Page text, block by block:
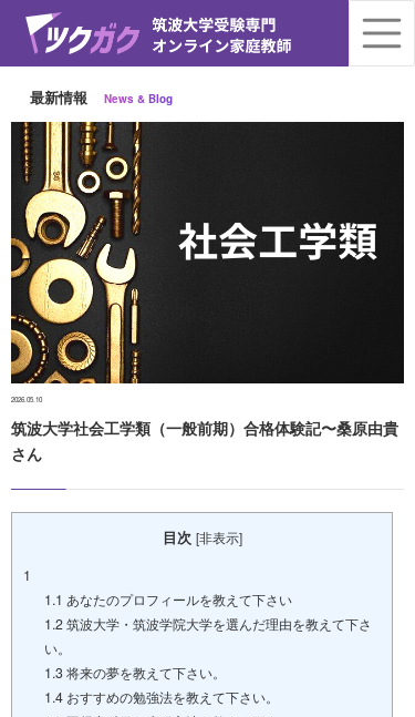
最新情報 News & Blog
2026.05.10
筑波大学社会工学類（一般前期）合格体験記〜桑原由貴
さん
目次 [非表示]
1
1.1 あなたのプロフィールを教えて下さい
1.2筑波大学・筑波学院大学を選んだ理由を教えて下さ
い。
1.3将来の夢を教えて下さい。
1.4おすすめの勉強法を教えて下さい。